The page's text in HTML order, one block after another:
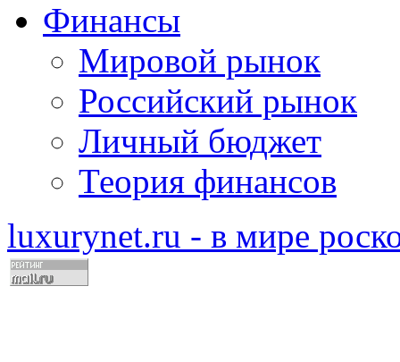
Финансы
Мировой рынок
Российский рынок
Личный бюджет
Теория финансов
luxurynet.ru - в мире